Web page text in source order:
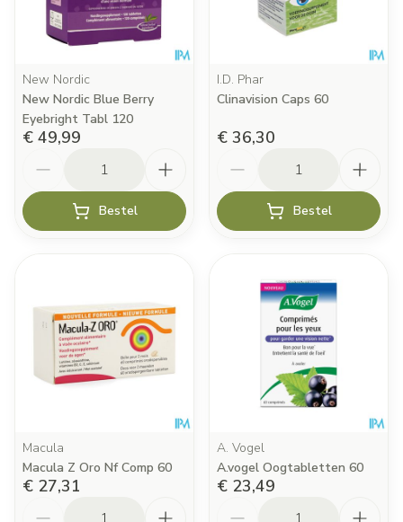
New Nordic
New Nordic Blue Berry
Eyebright Tabl 120
€ 49,99
Bestel
I.D. Phar
Clinavision Caps 60
€ 36,30
Bestel
Macula
Macula Z Oro Nf Comp 60
€ 27,31
A. Vogel
A.vogel Oogtabletten 60
€ 23,49